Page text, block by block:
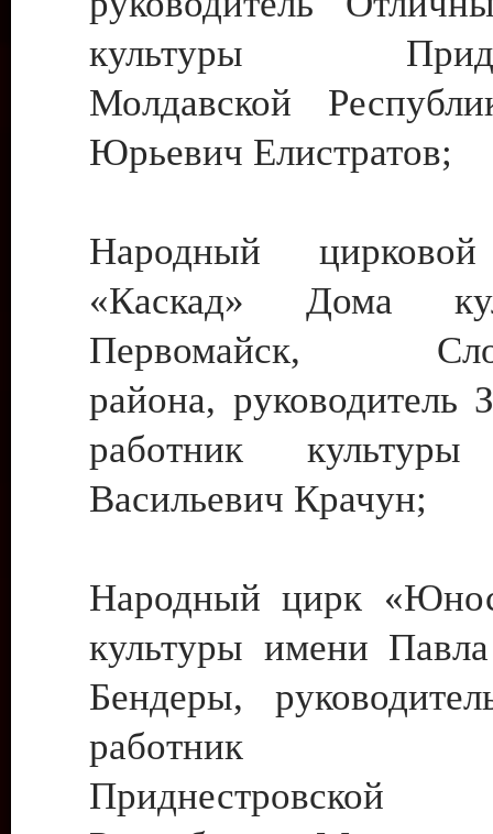
культуры
Молдавской
Юрьевич Елистратов;
Народный цирковой
«Каскад» Дома
Первомайск,
района, руководитель
работник культуры
Васильевич Крачун;
Народный цирк
культуры имени
Бендеры,
работник
Приднестровской